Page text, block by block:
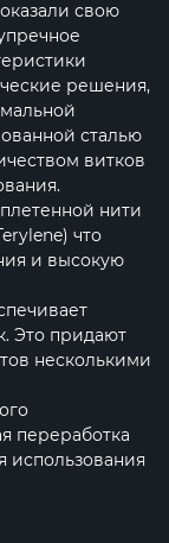
свою
решения,
сталью
витков
нити
что
и высокую
Это придают
несколькими
переработка
использования